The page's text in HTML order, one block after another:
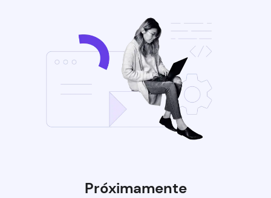
Próximamente